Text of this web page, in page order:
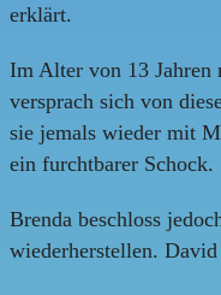
erklärt.
Im Alter von 13 Jahren
versprach sich von
sie jemals wieder mit
ein furchtbarer Schock.
Brenda beschloss
wiederherstellen.